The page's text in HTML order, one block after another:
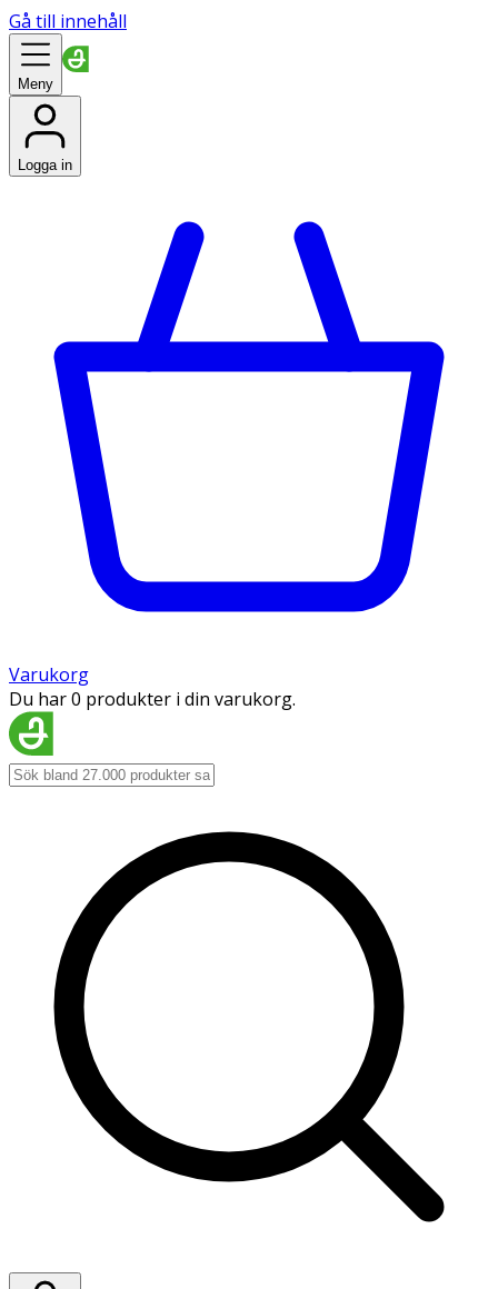
Gå till innehåll
Meny
Logga in
Varukorg
Du har 0 produkter i din varukorg.